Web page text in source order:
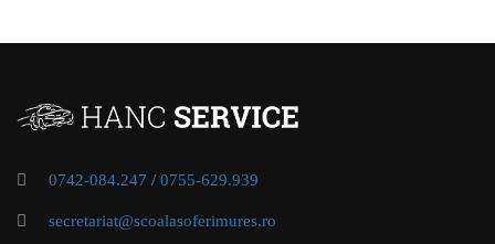
0742-084.247 / 0755-629.939
secretariat@scoalasoferimures.ro